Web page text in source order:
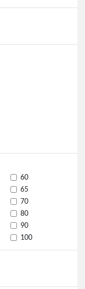
60
65
70
80
90
100